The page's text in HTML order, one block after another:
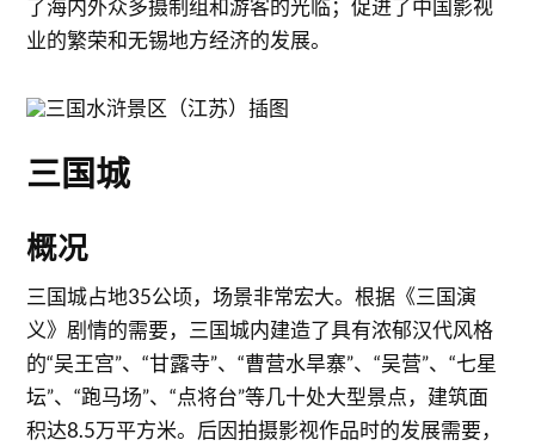
了海内外众多摄制组和游客的光临；促进了中国影视
业的繁荣和无锡地方经济的发展。
三国城
概况
三国城占地35公顷，场景非常宏大。根据《三国演
义》剧情的需要，三国城内建造了具有浓郁汉代风格
的“吴王宫”、“甘露寺”、“曹营水旱寨”、“吴营”、“七星
坛”、“跑马场”、“点将台”等几十处大型景点，建筑面
积达8.5万平方米。后因拍摄影视作品时的发展需要，